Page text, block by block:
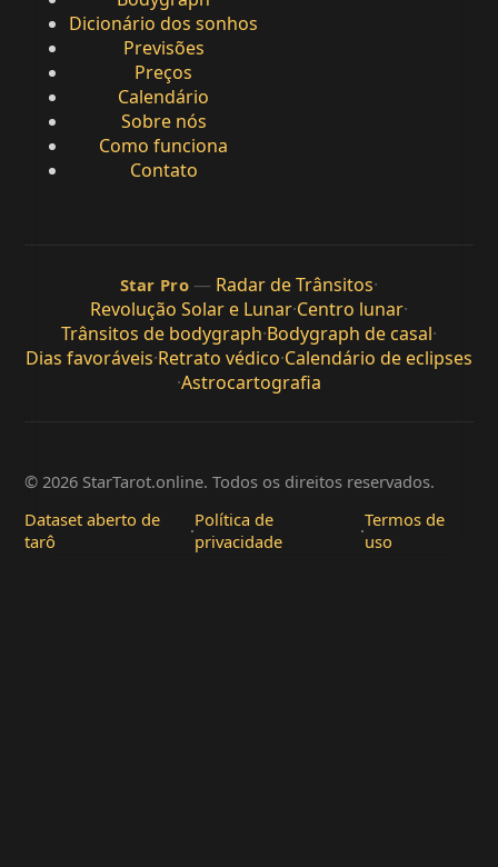
Dicionário dos sonhos
Previsões
Preços
Calendário
Sobre nós
Como funciona
Contato
Star Pro — Radar de Trânsitos·
Revolução Solar e Lunar·Centro lunar·
Trânsitos de bodygraph·Bodygraph de casal·
Dias favoráveis·Retrato védico·Calendário de eclipses
·Astrocartografia
© 2026 StarTarot.online. Todos os direitos reservados.
Dataset aberto de
tarô
·Política de
privacidade
·Termos de
uso